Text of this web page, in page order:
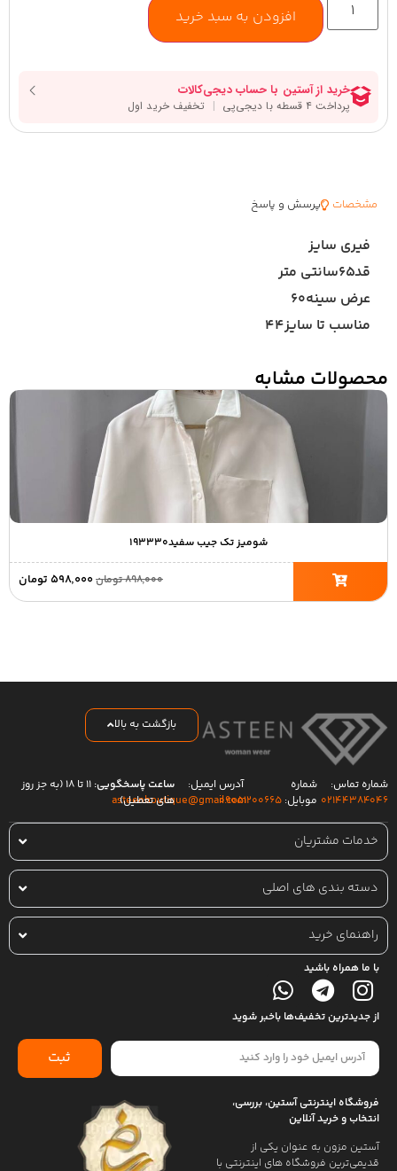
افزودن به سبد خرید
مشخصات پرسش و پاسخ
فیری سایز
قد۶۵سانتی متر
عرض سینه۶۰
مناسب تا سایز۴۴
محصولات مشابه
شومیز تک جیب سفید۱۹۳۳۳۰
۸۹۸,۰۰۰تومان۵۹۸,۰۰۰ تومان
بازگشت به بالا
شماره تماس:
۰۲۱۴۴۳۸۴۰۴۶
شماره
موبایل: ۰۹۰۵۱۲۰۰۶۶۵
آدرس ایمیل:
asteenboutique@gmail.com
ساعت پاسخگویی:
۱۱ تا ۱۸ (به جز روز
های تعطیل)
خدمات مشتریان
دسته بندی های اصلی
راهنمای خرید
با ما همراه باشید
از جدیدترین تخفیف‌ها باخبر شوید
ثبت
فروشگاه اینترنتی آستین، بررسی،
انتخاب و خرید آنلاین
آستین مزون به عنوان یکی از
قدیمی‌ترین فروشگاه های اینترنتی با